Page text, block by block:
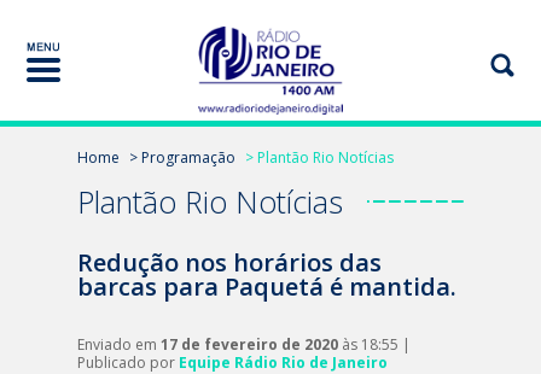
Home > Programação > Plantão Rio Notícias
Plantão Rio Notícias
Redução nos horários das
barcas para Paquetá é mantida.
Enviado em 17 de fevereiro de 2020 às 18:55 |
Publicado por Equipe Rádio Rio de Janeiro